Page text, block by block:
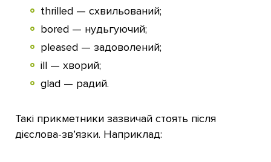
thrilled — схвильований;
bored — нудьгуючий;
pleased — задоволений;
ill — хворий;
glad — радий.
Такі прикметники зазвичай стоять після
дієслова-зв’язки. Наприклад: